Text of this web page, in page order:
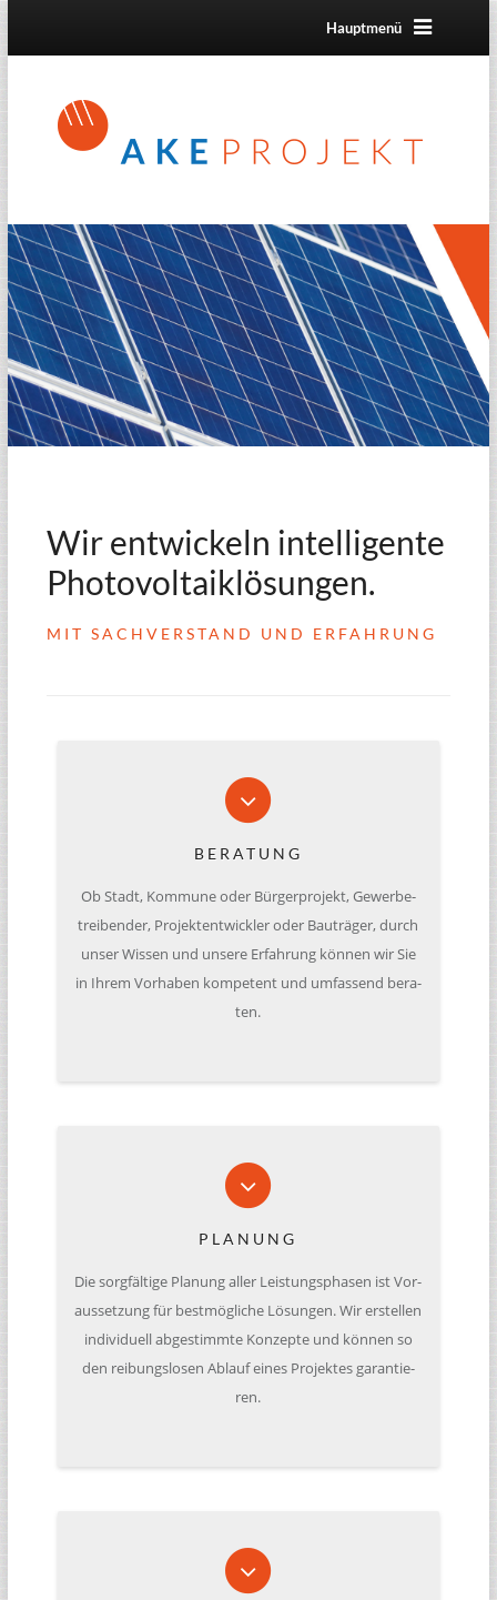
Hauptmenü
Wir entwickeln intelligente
Photovoltaiklösungen.
MIT SACHVERSTAND UND ERFAHRUNG
BERATUNG
Ob Stadt, Kom­mune oder Bür­ger­pro­jekt, Gewer­be­
trei­ben­der, Pro­jekt­ent­wick­ler oder Bau­trä­ger, durch
unser Wissen und unsere Erfah­rung können wir Sie
in Ihrem Vor­ha­ben kom­pe­tent und umfas­send bera­
ten.
PLANUNG
Die sorg­fäl­tige Pla­nung aller Leis­tungs­pha­sen ist Vor­
aus­set­zung für best­mög­li­che Lösun­gen. Wir erstel­len
indi­vi­du­ell abge­stimmte Kon­zepte und können so
den rei­bungs­lo­sen Ablauf eines Pro­jek­tes garan­tie­
ren.